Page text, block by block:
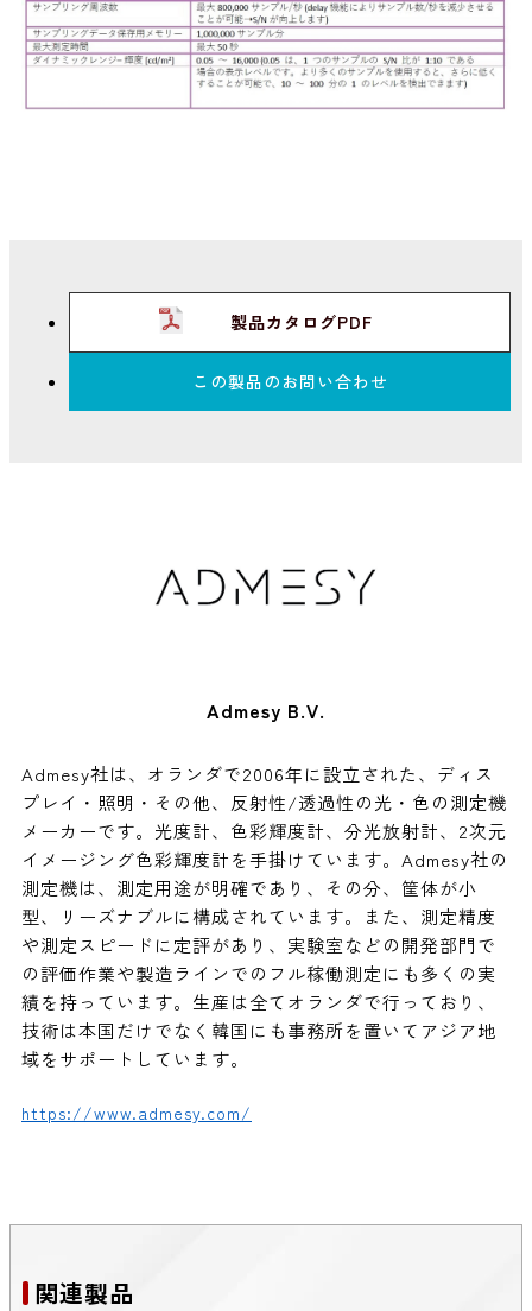
製品カタログPDF
この製品のお問い合わせ
Admesy B.V.
Admesy社は、オランダで2006年に設立された、ディス
プレイ・照明・その他、反射性/透過性の光・色の測定機
メーカーです。光度計、色彩輝度計、分光放射計、2次元
イメージング色彩輝度計を手掛けています。Admesy社の
測定機は、測定用途が明確であり、その分、筐体が小
型、リーズナブルに構成されています。また、測定精度
や測定スピードに定評があり、実験室などの開発部門で
の評価作業や製造ラインでのフル稼働測定にも多くの実
績を持っています。生産は全てオランダで行っており、
技術は本国だけでなく韓国にも事務所を置いてアジア地
域をサポートしています。
https://www.admesy.com/
関連製品